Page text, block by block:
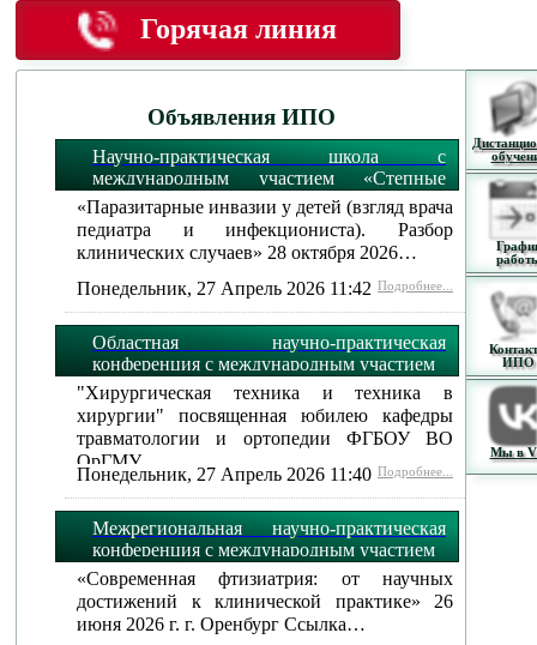
Горячая линия
Объявления ИПО
Научно-практическая школа с
международным участием «Степные
огни»:
«Паразитарные инвазии у детей (взгляд врача
педиатра и инфекциониста). Разбор
клинических случаев» 28 октября 2026…
Понедельник, 27 Апрель 2026 11:42 Подробнее...
Областная научно-практическая
конференция с международным участием
"Хирургическая техника и техника в
хирургии" посвященная юбилею кафедры
травматологии и ортопедии ФГБОУ ВО
ОрГМУ…
Понедельник, 27 Апрель 2026 11:40 Подробнее...
Межрегиональная научно-практическая
конференция с международным участием
«Современная фтизиатрия: от научных
достижений к клинической практике» 26
июня 2026 г. г. Оренбург Ссылка…
ИПО
Мы в